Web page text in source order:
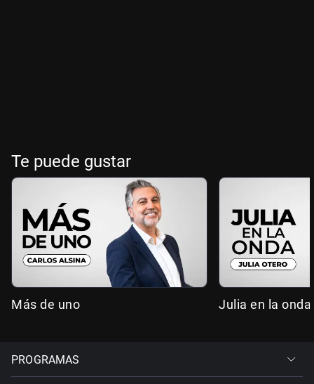
Te puede gustar
Más de uno Julia en la onda
PROGRAMAS